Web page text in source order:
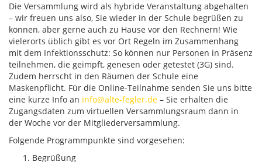
Die Versammlung wird als hybride Veranstaltung abgehalten
– wir freuen uns also, Sie wieder in der Schule begrüßen zu
können, aber gerne auch zu Hause vor den Rechnern! Wie
vielerorts üblich gibt es vor Ort Regeln im Zusammenhang
mit dem Infektionsschutz: So können nur Personen in Präsenz
teilnehmen, die geimpft, genesen oder getestet (3G) sind.
Zudem herrscht in den Räumen der Schule eine
Maskenpflicht. Für die Online-Teilnahme senden Sie uns bitte
eine kurze Info an info@alte-fegler.de – Sie erhalten die
Zugangsdaten zum virtuellen Versammlungsraum dann in
der Woche vor der Mitgliederversammlung.
Folgende Programmpunkte sind vorgesehen:
Begrüßung